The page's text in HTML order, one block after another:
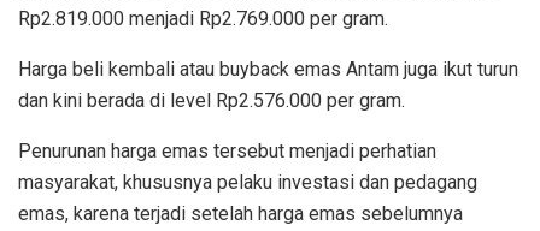
Rp2.819.000 menjadi Rp2.769.000 per gram.
Harga beli kembali atau buyback emas Antam juga ikut turun
dan kini berada di level Rp2.576.000 per gram.
Penurunan harga emas tersebut menjadi perhatian
masyarakat, khususnya pelaku investasi dan pedagang
emas, karena terjadi setelah harga emas sebelumnya